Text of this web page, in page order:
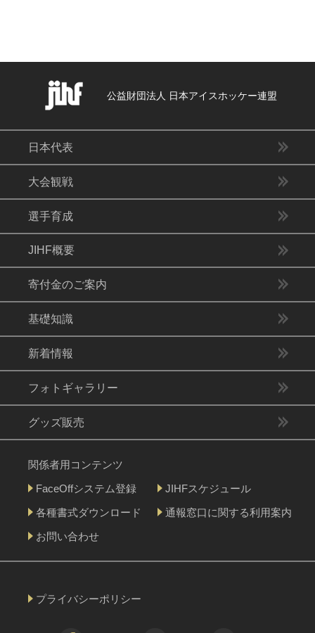
公益財団法人 日本アイスホッケー連盟
日本代表
大会観戦
選手育成
JIHF概要
寄付金のご案内
基礎知識
新着情報
フォトギャラリー
グッズ販売
関係者用コンテンツ
FaceOffシステム登録
JIHFスケジュール
各種書式ダウンロード
通報窓口に関する利用案内
お問い合わせ
プライバシーポリシー